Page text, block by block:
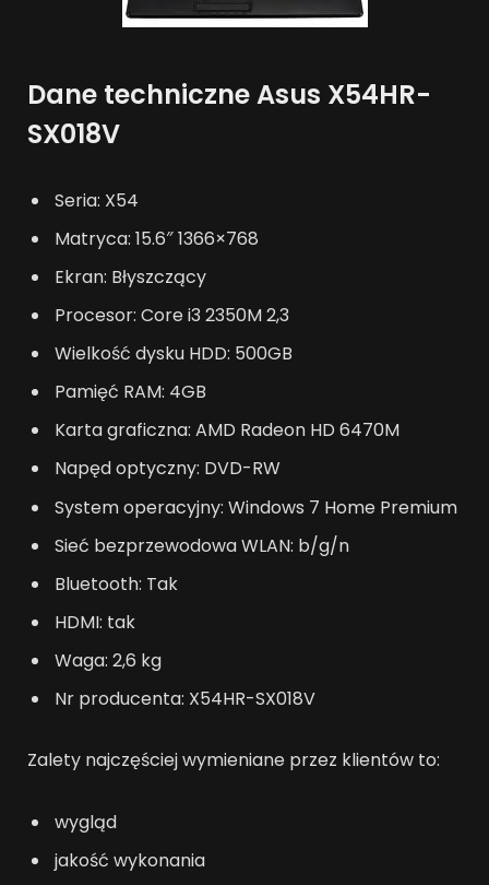
Dane techniczne Asus X54HR-
SX018V
Seria: X54
Matryca: 15.6″ 1366×768
Ekran: Błyszczący
Procesor: Core i3 2350M 2,3
Wielkość dysku HDD: 500GB
Pamięć RAM: 4GB
Karta graficzna: AMD Radeon HD 6470M
Napęd optyczny: DVD-RW
System operacyjny: Windows 7 Home Premium
Sieć bezprzewodowa WLAN: b/g/n
Bluetooth: Tak
HDMI: tak
Waga: 2,6 kg
Nr producenta: X54HR-SX018V
Zalety najczęściej wymieniane przez klientów to:
wygląd
jakość wykonania